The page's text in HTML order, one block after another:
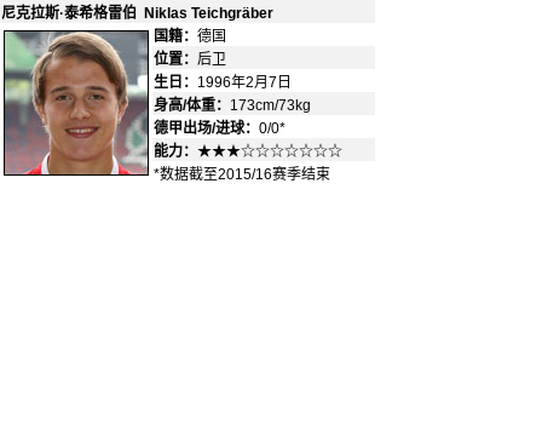
尼克拉斯·泰希格雷伯 Niklas Teichgräber
国籍： 德国
位置： 后卫
生日： 1996年2月7日
身高/体重： 173cm/73kg
德甲出场/进球： 0/0*
能力： ★★★☆☆☆☆☆☆☆
*数据截至2015/16赛季结束